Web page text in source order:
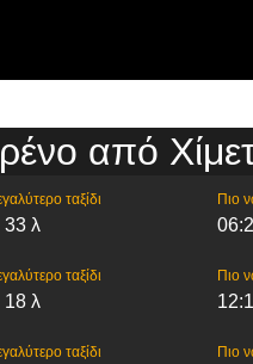
από
ταξίδι
λ
Πιο
ταξίδι
λ
Πιο
ταξίδι Πιο